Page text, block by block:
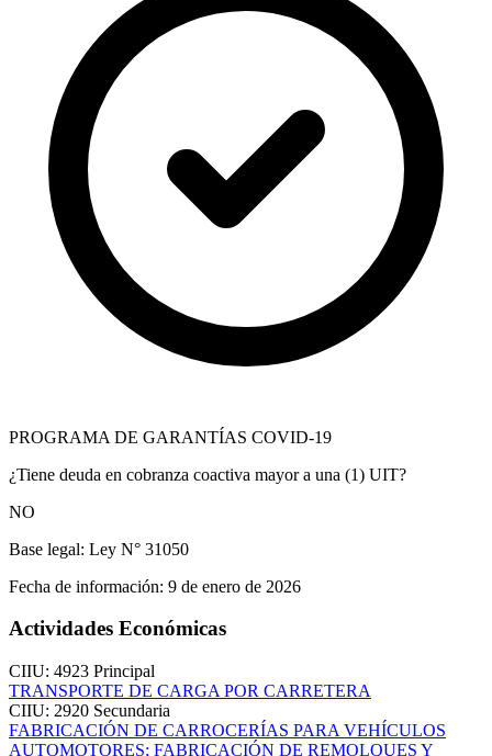
PROGRAMA DE GARANTÍAS COVID-19
¿Tiene deuda en cobranza coactiva mayor a una (1) UIT?
NO
Base legal: Ley N° 31050
Fecha de información: 9 de enero de 2026
Actividades Económicas
CIIU: 4923 Principal
TRANSPORTE DE CARGA POR CARRETERA
CIIU: 2920 Secundaria
FABRICACIÓN DE CARROCERÍAS PARA VEHÍCULOS
AUTOMOTORES; FABRICACIÓN DE REMOLQUES Y